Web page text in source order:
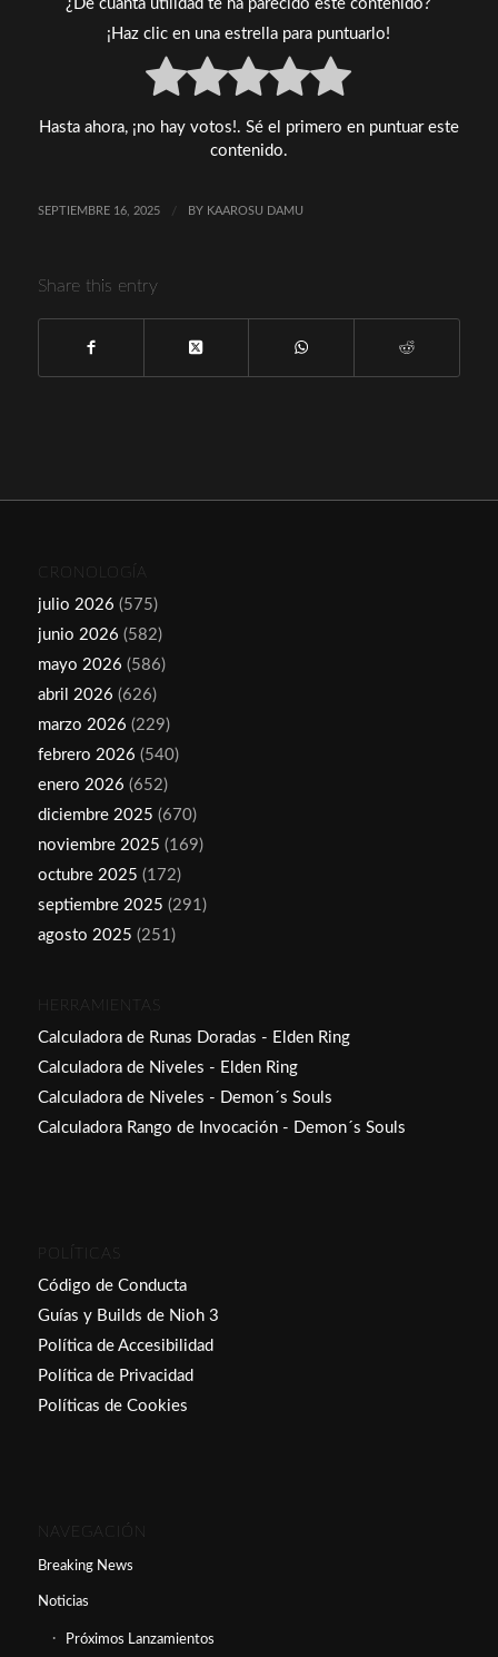
¿De cuánta utilidad te ha parecido este contenido?
¡Haz clic en una estrella para puntuarlo!
Hasta ahora, ¡no hay votos!. Sé el primero en puntuar este
contenido.
SEPTIEMBRE 16, 2025 / BY KAAROSU DAMU
Share this entry
CRONOLOGÍA
julio 2026 (575)
junio 2026 (582)
mayo 2026 (586)
abril 2026 (626)
marzo 2026 (229)
febrero 2026 (540)
enero 2026 (652)
diciembre 2025 (670)
noviembre 2025 (169)
octubre 2025 (172)
septiembre 2025 (291)
agosto 2025 (251)
HERRAMIENTAS
Calculadora de Runas Doradas - Elden Ring
Calculadora de Niveles - Elden Ring
Calculadora de Niveles - Demon´s Souls
Calculadora Rango de Invocación - Demon´s Souls
POLÍTICAS
Código de Conducta
Guías y Builds de Nioh 3
Política de Accesibilidad
Política de Privacidad
Políticas de Cookies
NAVEGACIÓN
Breaking News
Noticias
Próximos Lanzamientos